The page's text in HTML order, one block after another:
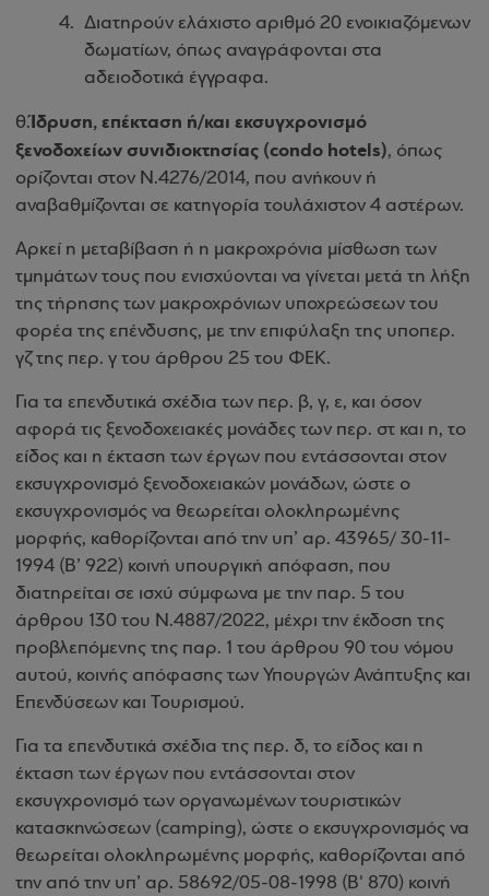
Διατηρούν ελάχιστο αριθμό 20 ενοικιαζόμενων
δωματίων, όπως αναγράφονται στα
αδειοδοτικά έγγραφα.
θ.Ίδρυση, επέκταση ή/και εκσυγχρονισμό
ξενοδοχείων συνιδιοκτησίας (condo hotels), όπως
ορίζονται στον Ν.4276/2014, που ανήκουν ή
αναβαθμίζονται σε κατηγορία τουλάχιστον 4 αστέρων.
Αρκεί η μεταβίβαση ή η μακροχρόνια μίσθωση των
τμημάτων τους που ενισχύονται να γίνεται μετά τη λήξη
της τήρησης των μακροχρόνιων υποχρεώσεων του
φορέα της επένδυσης, με την επιφύλαξη της υποπερ.
γζ της περ. γ του άρθρου 25 του ΦΕΚ.
Για τα επενδυτικά σχέδια των περ. β, γ, ε, και όσον
αφορά τις ξενοδοχειακές μονάδες των περ. στ και η, το
είδος και η έκταση των έργων που εντάσσονται στον
εκσυγχρονισμό ξενοδοχειακών μονάδων, ώστε ο
εκσυγχρονισμός να θεωρείται ολοκληρωμένης
μορφής, καθορίζονται από την υπ’ αρ. 43965/ 30-11-
1994 (Β’ 922) κοινή υπουργική απόφαση, που
διατηρείται σε ισχύ σύμφωνα με την παρ. 5 του
άρθρου 130 του Ν.4887/2022, μέχρι την έκδοση της
προβλεπόμενης της παρ. 1 του άρθρου 90 του νόμου
αυτού, κοινής απόφασης των Υπουργών Ανάπτυξης και
Επενδύσεων και Τουρισμού.
Για τα επενδυτικά σχέδια της περ. δ, το είδος και η
έκταση των έργων που εντάσσονται στον
εκσυγχρονισμό των οργανωμένων τουριστικών
κατασκηνώσεων (camping), ώστε ο εκσυγχρονισμός να
θεωρείται ολοκληρωμένης μορφής, καθορίζονται από
την από την υπ’ αρ. 58692/05-08-1998 (Β' 870) κοινή